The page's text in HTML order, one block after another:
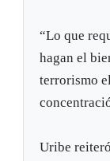
“Lo que
hagan el
terrorismo
Uribe